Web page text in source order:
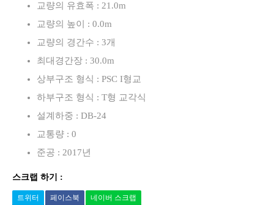
교량의 유효폭 : 21.0m
교량의 높이 : 0.0m
교량의 경간수 : 3개
최대경간장 : 30.0m
상부구조 형식 : PSC I형교
하부구조 형식 : T형 교각식
설계하중 : DB-24
교통량 : 0
준공 : 2017년
스크랩 하기 :
트위터 페이스북 네이버 스크랩